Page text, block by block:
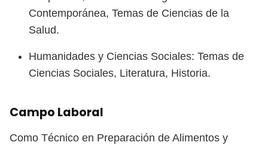
Contemporánea, Temas de Ciencias de la
Salud.
Humanidades y Ciencias Sociales: Temas de
Ciencias Sociales, Literatura, Historia.
Campo Laboral
Como Técnico en Preparación de Alimentos y